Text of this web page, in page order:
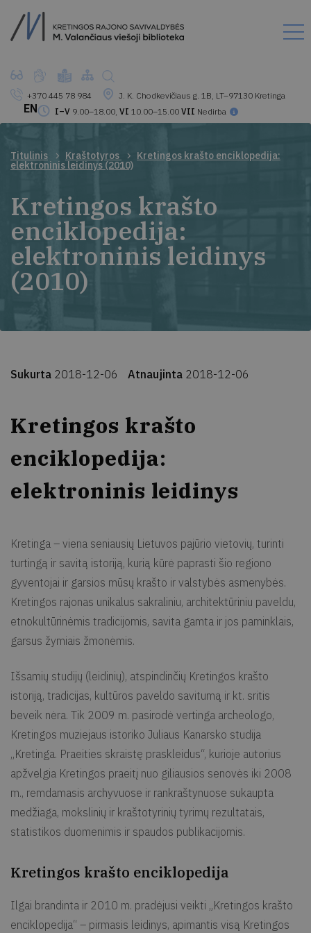
+370 445 78 984
J. K. Chodkevičiaus g. 1B, LT–97130 Kretinga
I–V 9.00–18.00, VI 10.00–15.00 VII Nedirba
EN
Titulinis Kraštotyros Kretingos krašto enciklopedija:
elektroninis leidinys (2010)
Kretingos krašto
enciklopedija:
elektroninis leidinys
(2010)
Sukurta 2018-12-06 Atnaujinta 2018-12-06
Kretingos krašto
enciklopedija:
elektroninis leidinys
Kretinga – viena seniausių Lietuvos pajūrio vietovių, turinti
turtingą ir savitą istoriją, kurią kūrė paprasti šio regiono
gyventojai ir garsios mūsų krašto ir valstybės asmenybės.
Kretingos rajonas unikalus sakraliniu, architektūriniu paveldu,
etnokultūrinėmis tradicijomis, savita gamta ir jos paminklais,
garsus žymiais žmonėmis.
Išsamių studijų (leidinių), atspindinčių Kretingos krašto
istoriją, tradicijas, kultūros paveldo savitumą ir kt. sritis
beveik nėra. Tik 2009 m. pasirodė vertinga archeologo,
Kretingos muziejaus istoriko Juliaus Kanarsko studija
„Kretinga. Praeities skraistę praskleidus“, kurioje autorius
apžvelgia Kretingos praeitį nuo giliausios senovės iki 2008
m., remdamasis archyvuose ir rankraštynuose sukaupta
medžiaga, mokslinių ir kraštotyrinių tyrimų rezultatais,
statistikos duomenimis ir spaudos publikacijomis.
Kretingos krašto enciklopedija
Ilgai brandinta ir 2010 m. pradėjusi veikti „Kretingos krašto
enciklopedija“ – pirmasis leidinys, apimantis visą Kretingos